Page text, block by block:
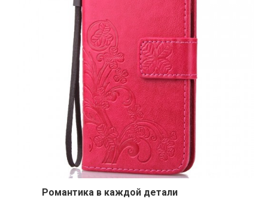
Романтика в каждой детали